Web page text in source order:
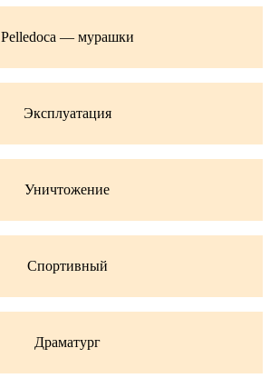
Pelledoca — мурашки
Эксплуатация
Уничтожение
Спортивный
Драматург